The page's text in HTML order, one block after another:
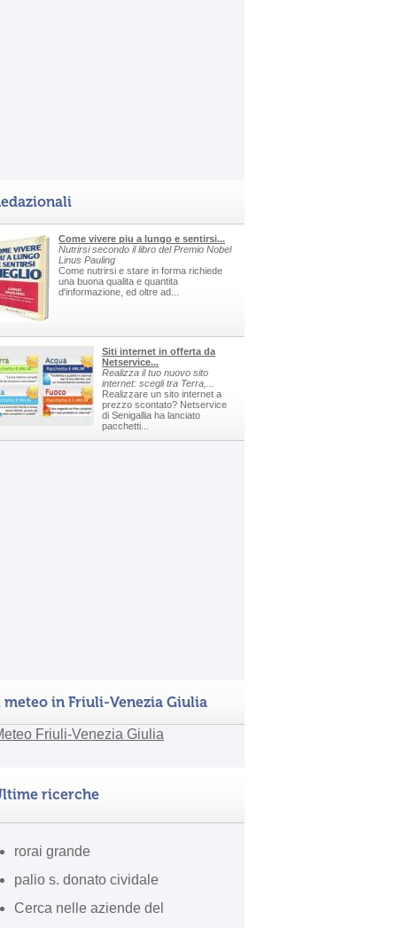
Come vivere piu a lungo e sentirsi...
Nutrirsi secondo il libro del Premio Nobel
Linus Pauling
Come nutrirsi e stare in forma richiede
una buona qualita e quantita
d'informazione, ed oltre ad...
Siti internet in offerta da
Netservice...
Realizza il tuo nuovo sito
internet: scegli tra Terra,...
Realizzare un sito internet a
prezzo scontato? Netservice
di Senigallia ha lanciato
pacchetti...
meteo in Friuli-Venezia Giulia
ricerche
rorai grande
palio s. donato cividale
Cerca nelle aziende del